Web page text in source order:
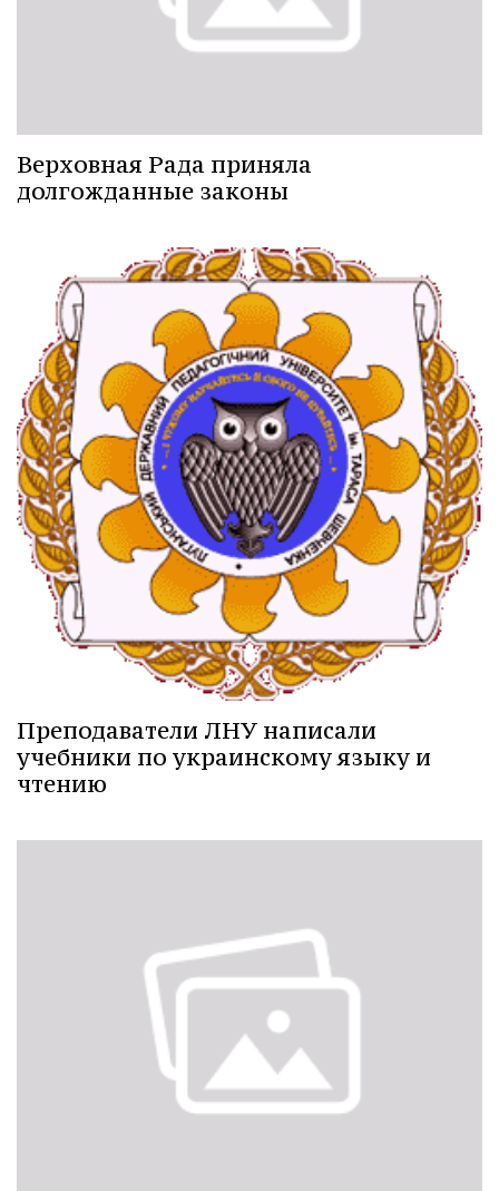
Верховная Рада приняла
долгожданные законы
Преподаватели ЛНУ написали
учебники по украинскому языку и
чтению